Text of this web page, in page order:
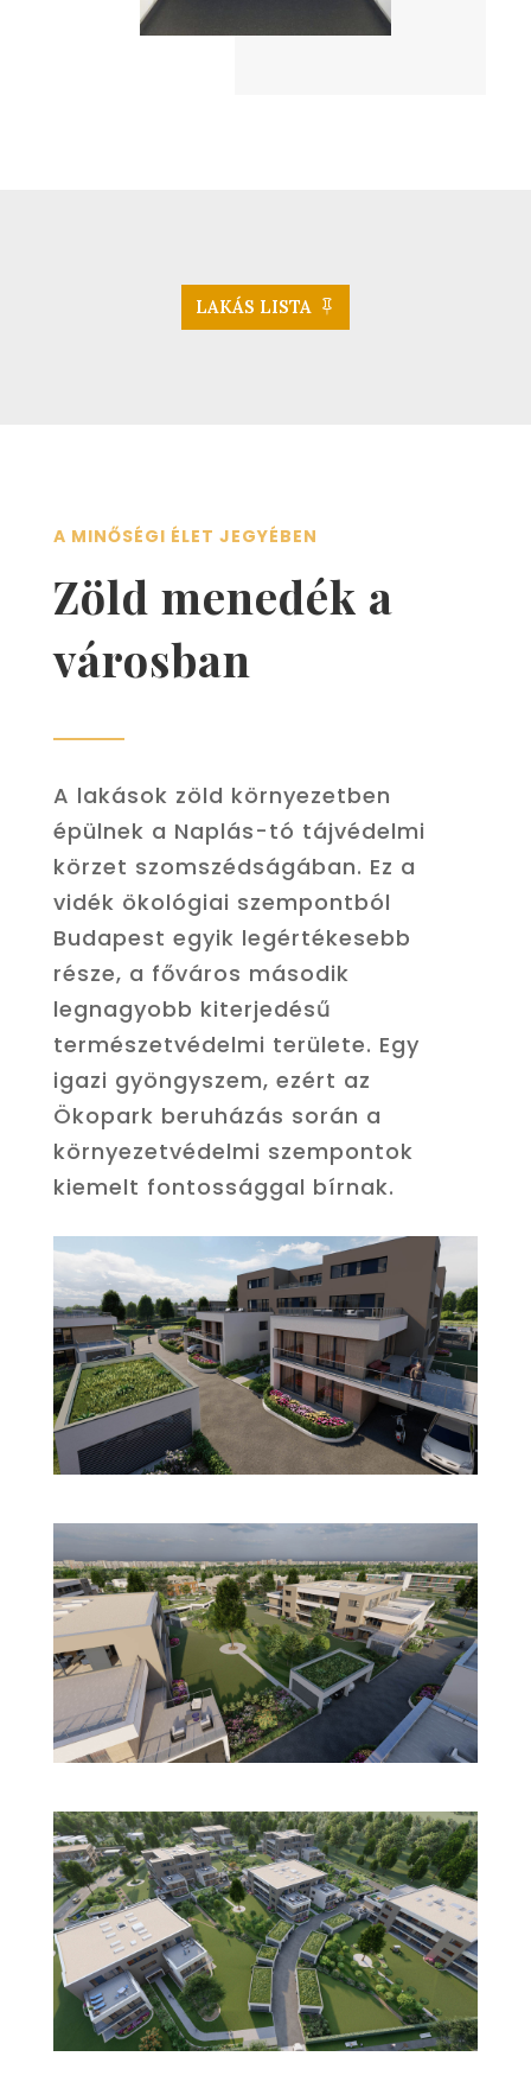
LAKÁS LISTA
A MINŐSÉGI ÉLET JEGYÉBEN
Zöld menedék a
városban
A lakások zöld környezetben
épülnek a Naplás-tó tájvédelmi
körzet szomszédságában. Ez a
vidék ökológiai szempontból
Budapest egyik legértékesebb
része, a főváros második
legnagyobb kiterjedésű
természetvédelmi területe. Egy
igazi gyöngyszem, ezért az
Ökopark beruházás során a
környezetvédelmi szempontok
kiemelt fontossággal bírnak.